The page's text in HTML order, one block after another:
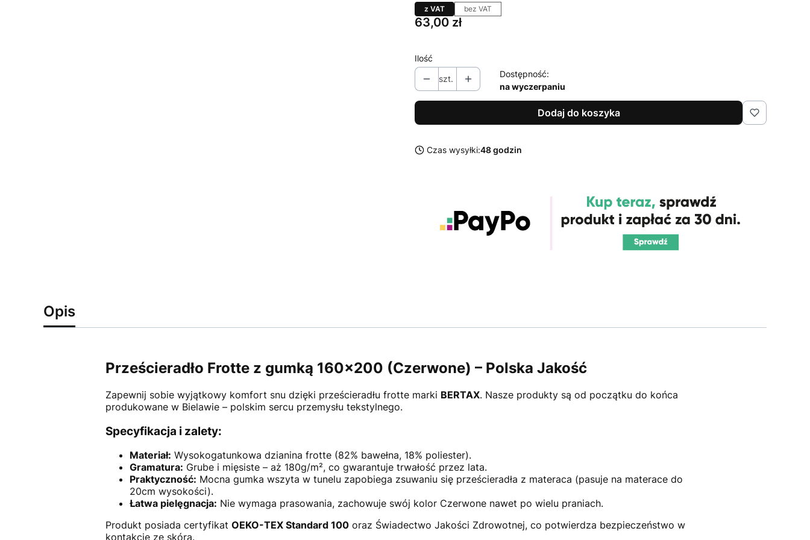
z VAT bez VAT
Cena
63,00 zł
Ilość
szt.
Dostępność:
na wyczerpaniu
Dodaj do koszyka
Czas wysyłki:48 godzin
Opis
Prześcieradło Frotte z gumką 160x200 (Czerwone) – Polska Jakość
Zapewnij sobie wyjątkowy komfort snu dzięki prześcieradłu frotte marki BERTAX. Nasze produkty są od początku do końca
produkowane w Bielawie – polskim sercu przemysłu tekstylnego.
Specyfikacja i zalety:
Materiał: Wysokogatunkowa dzianina frotte (82% bawełna, 18% poliester).
Gramatura: Grube i mięsiste – aż 180g/m², co gwarantuje trwałość przez lata.
Praktyczność: Mocna gumka wszyta w tunelu zapobiega zsuwaniu się prześcieradła z materaca (pasuje na materace do
20cm wysokości).
Łatwa pielęgnacja: Nie wymaga prasowania, zachowuje swój kolor Czerwone nawet po wielu praniach.
Produkt posiada certyfikat OEKO-TEX Standard 100oraz Świadectwo Jakości Zdrowotnej, co potwierdza bezpieczeństwo w
kontakcie ze skórą.